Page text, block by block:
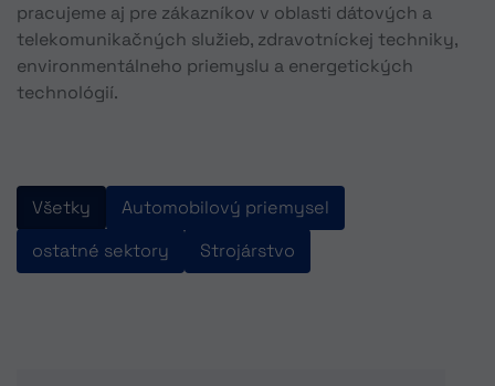
pracujeme aj pre zákazníkov v oblasti dátových a
telekomunikačných služieb, zdravotníckej techniky,
environmentálneho priemyslu a energetických
technológií.
Všetky
Automobilový priemysel
ostatné sektory
Strojárstvo